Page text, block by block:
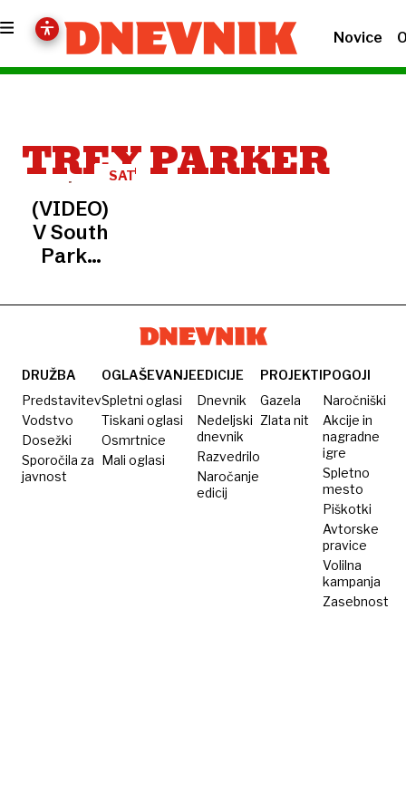
Novice
TREY PARKER
SATIRA
(VIDEO)
V South
Parku
neizprosno
Trumpa
DRUŽBA
Predstavitev
Vodstvo
Dosežki
Sporočila za
javnost
OGLAŠEVANJE
Spletni oglasi
Tiskani oglasi
Osmrtnice
Mali oglasi
EDICIJE
Dnevnik
Nedeljski
dnevnik
Razvedrilo
Naročanje
edicij
PROJEKTI
Gazela
Zlata nit
POGOJI
Naročniški
Akcije in
nagradne
igre
Spletno
mesto
Piškotki
Avtorske
pravice
Volilna
kampanja
Zasebnost